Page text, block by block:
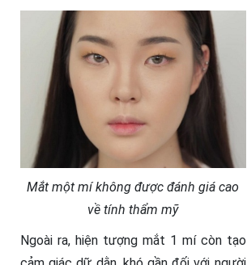
Mắt một mí không được đánh giá cao
về tính thẩm mỹ
Ngoài ra, hiện tượng mắt 1 mí còn tạo